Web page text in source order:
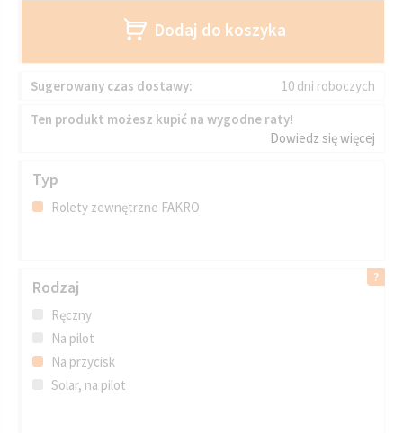
Dodaj do koszyka
Sugerowany czas dostawy:
10 dni roboczych
Ten produkt możesz kupić na wygodne raty!
Dowiedz się więcej
Typ
Rolety zewnętrzne FAKRO
Rodzaj
Ręczny
Na pilot
Na przycisk
Solar, na pilot